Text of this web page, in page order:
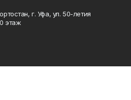
г. Уфа, ул. 50-летия
этаж